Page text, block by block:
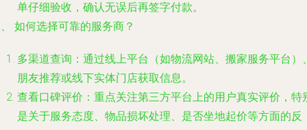
单仔细验收，确认无误后再签字付款。
如何选择可靠的服务商？
多渠道查询 ：通过线上平台（如物流网站、搬家服务平台）
朋友推荐或线下实体门店获取信息。
查看口碑评价 ：重点关注第三方平台上的用户真实评价，特
是关于服务态度、物品损坏处理、是否坐地起价等方面的反